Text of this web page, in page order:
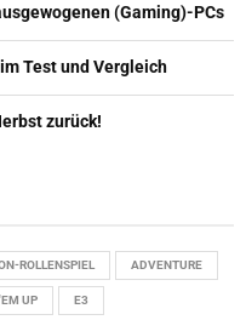
(Gaming)-PCs
Test und Vergleich
zurück!
ROLLENSPIEL ADVENTURE
UP E3